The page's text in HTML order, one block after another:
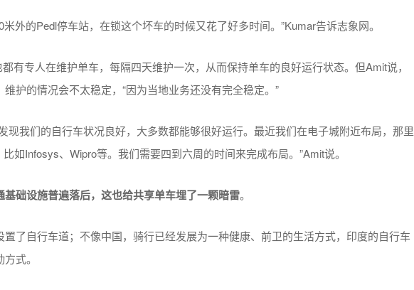
外的Pedl停车站，在锁这个坏车的时候又花了好多时间。”Kumar告诉志象网。
有专人在维护单车，每隔四天维护一次，从而保持单车的良好运行状态。但Amit说，
护的情况会不太稳定，“因为当地业务还没有完全稳定。”
现我们的自行车状况良好，大多数都能够很好运行。最近我们在电子城附近布局，那里
如Infosys、Wipro等。我们需要四到六周的时间来完成布局。”Amit说。
基础设施普遍落后，这也给共享单车埋了一颗暗雷。
了自行车道；不像中国，骑行已经发展为一种健康、前卫的生活方式，印度的自行车
式。